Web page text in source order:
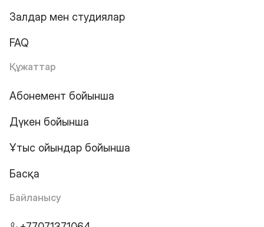
Залдар мен студиялар
FAQ
Құжаттар
Абонемент бойынша
Дүкен бойынша
Ұтыс ойындар бойынша
Басқа
Байланысу